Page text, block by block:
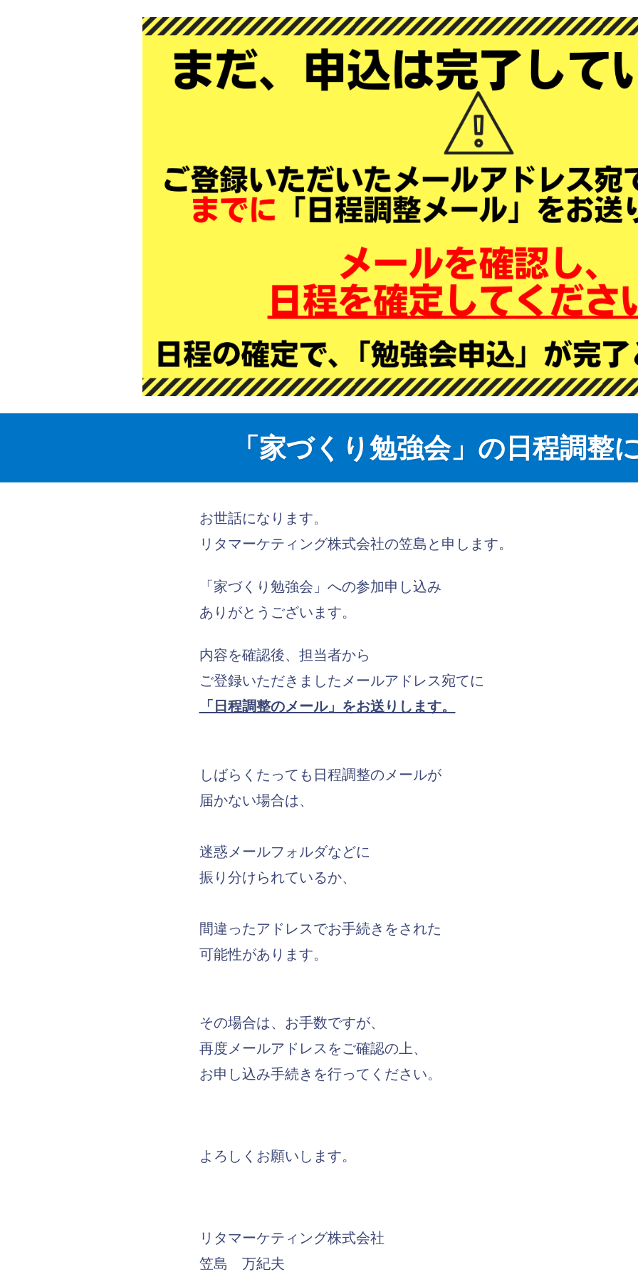
「家づくり勉強会」の日程調整
お世話になります。
リタマーケティング株式会社の笠島と申します。
「家づくり勉強会」への参加申し込み
ありがとうございます。
内容を確認後、担当者から
ご登録いただきましたメールアドレス宛てに
「日程調整のメール」をお送りします。
しばらくたっても日程調整のメールが
届かない場合は、
迷惑メールフォルダなどに
振り分けられているか、
間違ったアドレスでお手続きをされた
可能性があります。
その場合は、お手数ですが、
再度メールアドレスをご確認の上、
お申し込み手続きを行ってください。
よろしくお願いします。
リタマーケティング株式会社
笠島 万紀夫